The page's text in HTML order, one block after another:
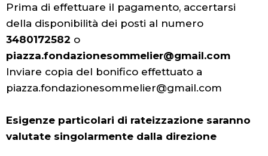
Prima di effettuare il pagamento, accertarsi
della disponibilità dei posti al numero
3480172582 o
piazza.fondazionesommelier@gmail.com
Inviare copia del bonifico effettuato a
piazza.fondazionesommelier@gmail.com
Esigenze particolari di rateizzazione saranno
valutate singolarmente dalla direzione